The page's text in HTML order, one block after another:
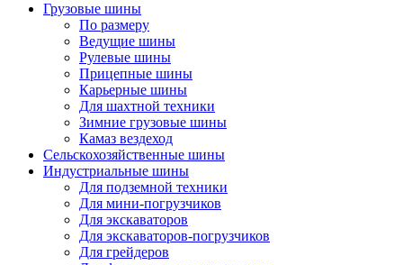
Грузовые шины
По размеру
Ведущие шины
Рулевые шины
Прицепные шины
Карьерные шины
Для шахтной техники
Зимние грузовые шины
Камаз вездеход
Сельскохозяйственные шины
Индустриальные шины
Для подземной техники
Для мини-погрузчиков
Для экскаваторов
Для экскаваторов-погрузчиков
Для грейдеров